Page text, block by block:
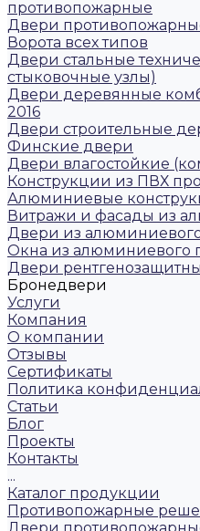
противопожарные
Двери
Ворота всех типов
Двери стальные
стыковочные узлы)
Двери деревянные
2016
Двери строительные
Финские двери
Двери влагостойкие
Конструкции из ПВХ
Алюминиевые
Витражи и фасады из
Двери из
Окна из алюминиевого
Двери
Бронедвери
Услуги
Компания
О компании
Отзывы
Сертификаты
Политика
Статьи
Блог
Проекты
Контакты
...
Каталог продукции
Противопожарные